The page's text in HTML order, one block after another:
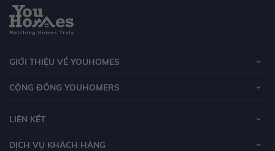
GIỚI THIỆU VỀ YOUHOMES
CỘNG ĐỒNG YOUHOMERS
LIÊN KẾT
DỊCH VỤ KHÁCH HÀNG